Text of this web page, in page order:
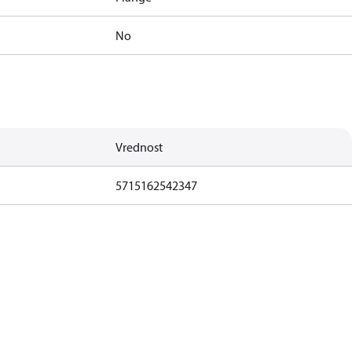
No
Vrednost
5715162542347